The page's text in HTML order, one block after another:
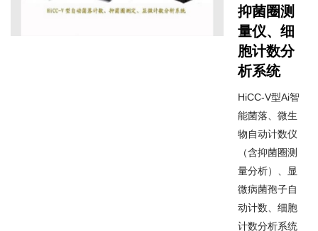
抑菌圈测
量仪、细
胞计数分
析系统
HiCC-V型Ai智
能菌落、微生
物自动计数仪
（含抑菌圈测
量分析）、显
微病菌孢子自
动计数、细胞
计数分析系统